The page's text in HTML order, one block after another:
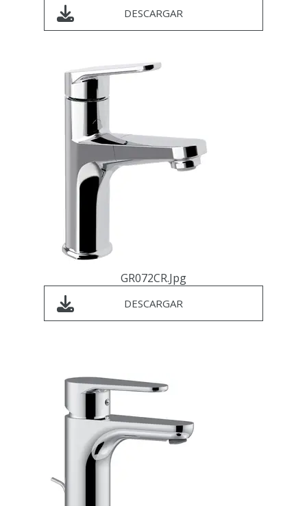
DESCARGAR
GR072CR.jpg
DESCARGAR